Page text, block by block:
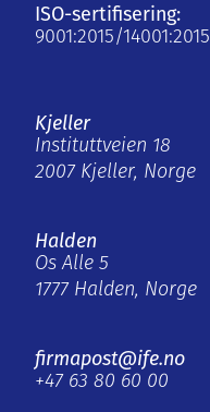
ISO-sertifisering:
9001:2015/14001:2015
Kjeller
Instituttveien 18
2007 Kjeller, Norge
Halden
Os Alle 5
1777 Halden, Norge
firmapost@ife.no
+47 63 80 60 00